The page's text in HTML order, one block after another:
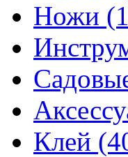
Ножи
Клей